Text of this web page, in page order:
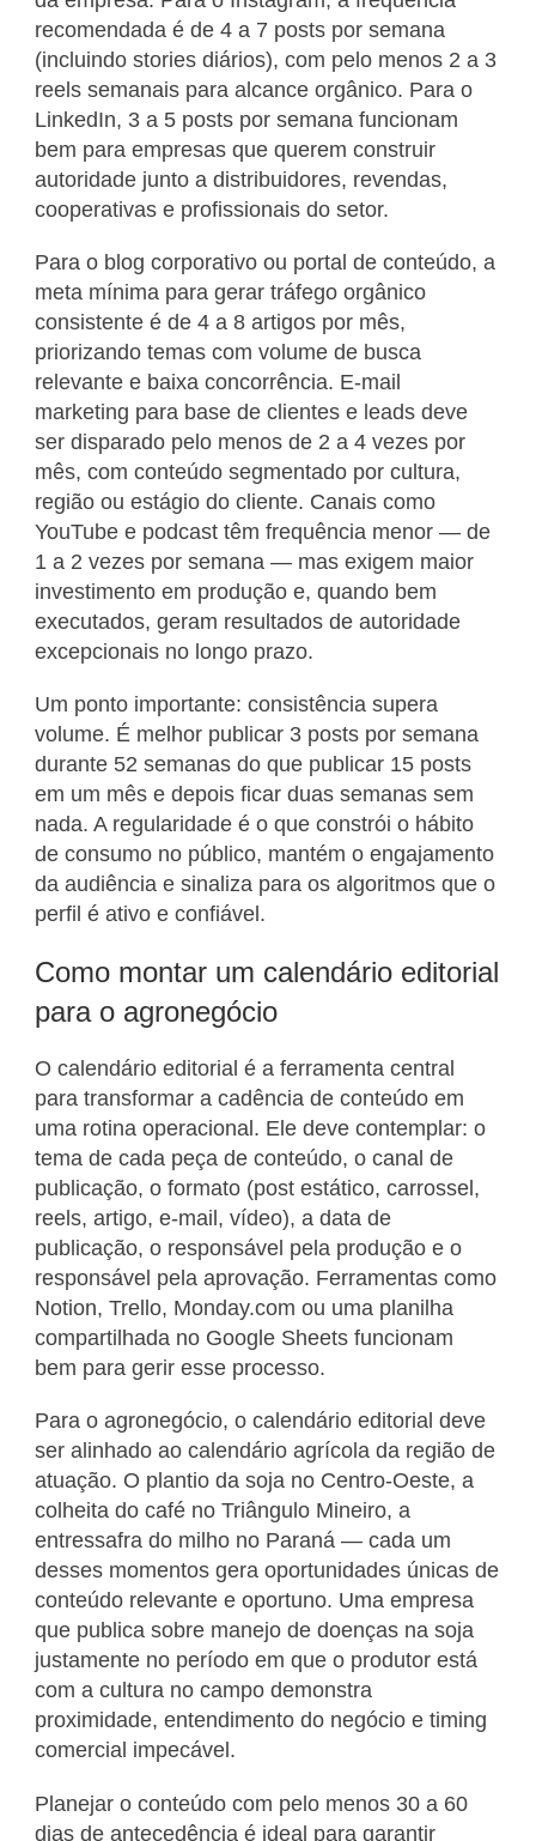
recomendada é de 4 a 7 posts por semana
(incluindo stories diários), com pelo menos 2 a 3
reels semanais para alcance orgânico. Para o
LinkedIn, 3 a 5 posts por semana funcionam
bem para empresas que querem construir
autoridade junto a distribuidores, revendas,
cooperativas e profissionais do setor.
Para o blog corporativo ou portal de conteúdo, a
meta mínima para gerar tráfego orgânico
consistente é de 4 a 8 artigos por mês,
priorizando temas com volume de busca
relevante e baixa concorrência. E-mail
marketing para base de clientes e leads deve
ser disparado pelo menos de 2 a 4 vezes por
mês, com conteúdo segmentado por cultura,
região ou estágio do cliente. Canais como
YouTube e podcast têm frequência menor — de
1 a 2 vezes por semana — mas exigem maior
investimento em produção e, quando bem
executados, geram resultados de autoridade
excepcionais no longo prazo.
Um ponto importante: consistência supera
volume. É melhor publicar 3 posts por semana
durante 52 semanas do que publicar 15 posts
em um mês e depois ficar duas semanas sem
nada. A regularidade é o que constrói o hábito
de consumo no público, mantém o engajamento
da audiência e sinaliza para os algoritmos que o
perfil é ativo e confiável.
Como montar um calendário editorial
para o agronegócio
O calendário editorial é a ferramenta central
para transformar a cadência de conteúdo em
uma rotina operacional. Ele deve contemplar: o
tema de cada peça de conteúdo, o canal de
publicação, o formato (post estático, carrossel,
reels, artigo, e-mail, vídeo), a data de
publicação, o responsável pela produção e o
responsável pela aprovação. Ferramentas como
Notion, Trello, Monday.com ou uma planilha
compartilhada no Google Sheets funcionam
bem para gerir esse processo.
Para o agronegócio, o calendário editorial deve
ser alinhado ao calendário agrícola da região de
atuação. O plantio da soja no Centro-Oeste, a
colheita do café no Triângulo Mineiro, a
entressafra do milho no Paraná — cada um
desses momentos gera oportunidades únicas de
conteúdo relevante e oportuno. Uma empresa
que publica sobre manejo de doenças na soja
justamente no período em que o produtor está
com a cultura no campo demonstra
proximidade, entendimento do negócio e timing
comercial impecável.
Planejar o conteúdo com pelo menos 30 a 60
dias de antecedência é ideal para garantir